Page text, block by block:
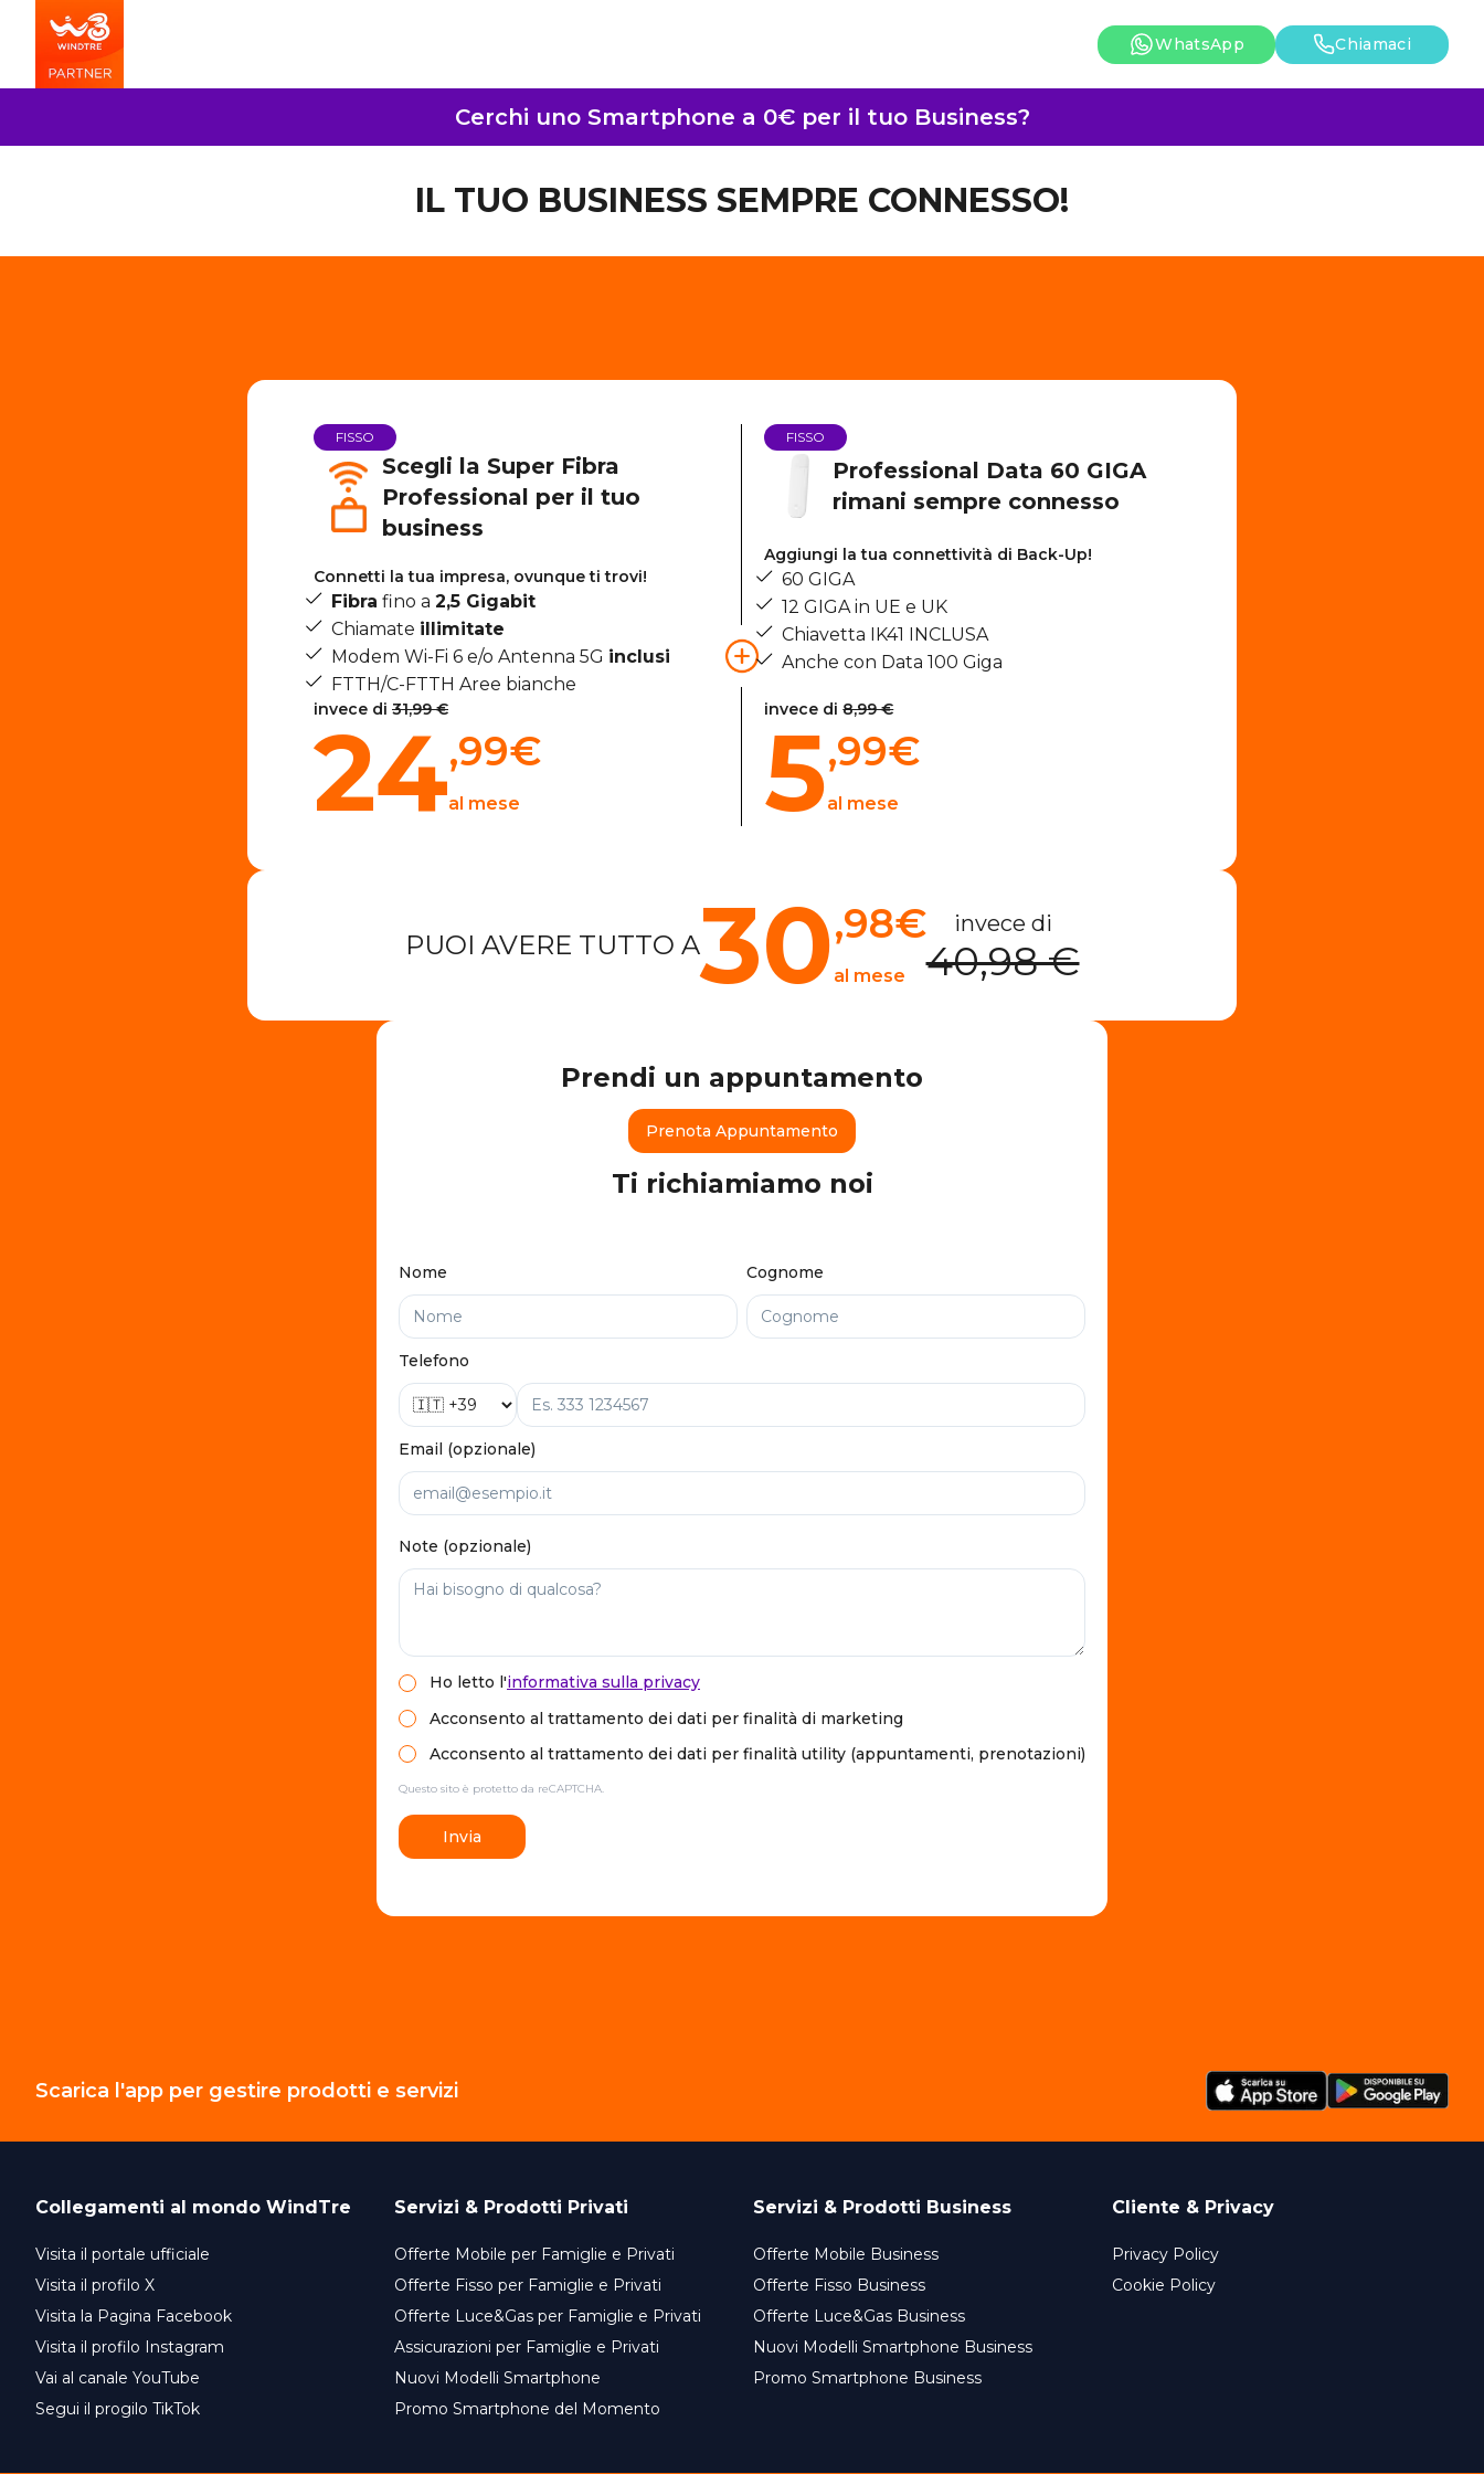
WhatsApp Chiamaci
Cerchi uno Smartphone a 0€ per il tuo Business?
IL TUO BUSINESS SEMPRE CONNESSO!
FISSO
Scegli la Super Fibra
Professional per il tuo
business
Connetti la tua impresa, ovunque ti trovi!
Fibra fino a 2,5 Gigabit
Chiamate illimitate
Modem Wi-Fi 6 e/o Antenna 5G inclusi
FTTH/C-FTTH Aree bianche
invece di 31,99 €
24,99€
al mese
FISSO
Professional Data 60 GIGA
rimani sempre connesso
Aggiungi la tua connettività di Back-Up!
60 GIGA
12 GIGA in UE e UK
Chiavetta IK41 INCLUSA
Anche con Data 100 Giga
invece di 8,99 €
5,99€
al mese
PUOI AVERE TUTTO A30,98€
al mese
invece di
40,98 €
Prendi un appuntamento
Prenota Appuntamento
Ti richiamiamo noi
Nome Cognome
Telefono
Email (opzionale)
Note (opzionale)
Ho letto l'informativa sulla privacy
Acconsento al trattamento dei dati per finalità di marketing
Acconsento al trattamento dei dati per finalità utility (appuntamenti, prenotazioni)
Questo sito è protetto da reCAPTCHA.
Invia
Scarica l'app per gestire prodotti e servizi
Collegamenti al mondo WindTre
Visita il portale ufficiale
Visita il profilo X
Visita la Pagina Facebook
Visita il profilo Instagram
Vai al canale YouTube
Segui il progilo TikTok
Servizi & Prodotti Privati
Offerte Mobile per Famiglie e Privati
Offerte Fisso per Famiglie e Privati
Offerte Luce&Gas per Famiglie e Privati
Assicurazioni per Famiglie e Privati
Nuovi Modelli Smartphone
Promo Smartphone del Momento
Servizi & Prodotti Business
Offerte Mobile Business
Offerte Fisso Business
Offerte Luce&Gas Business
Nuovi Modelli Smartphone Business
Promo Smartphone Business
Cliente & Privacy
Privacy Policy
Cookie Policy